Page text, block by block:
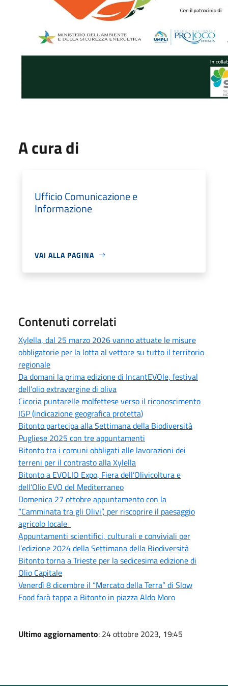
A cura di
Ufficio Comunicazione e
Informazione
VAI ALLA PAGINA
Contenuti correlati
Xylella, dal 25 marzo 2026 vanno attuate le misure
obbligatorie per la lotta al vettore su tutto il territorio
regionale
Da domani la prima edizione di IncantEVOle, festival
dell’olio extravergine di oliva
Cicoria puntarelle molfettese verso il riconoscimento
IGP (indicazione geografica protetta)
Bitonto partecipa alla Settimana della Biodiversità
Pugliese 2025 con tre appuntamenti
Bitonto tra i comuni obbligati alle lavorazioni dei
terreni per il contrasto alla Xylella
Bitonto a EVOLIO Expo, Fiera dell’Olivicoltura e
dell’Olio EVO del Mediterraneo
Domenica 27 ottobre appuntamento con la
“Camminata tra gli Olivi”, per riscoprire il paesaggio
agricolo locale
Appuntamenti scientifici, culturali e conviviali per
l’edizione 2024 della Settimana della Biodiversità
Bitonto torna a Trieste per la sedicesima edizione di
Olio Capitale
Venerdì 8 dicembre il “Mercato della Terra” di Slow
Food farà tappa a Bitonto in piazza Aldo Moro
Ultimo aggiornamento: 24 ottobre 2023, 19:45